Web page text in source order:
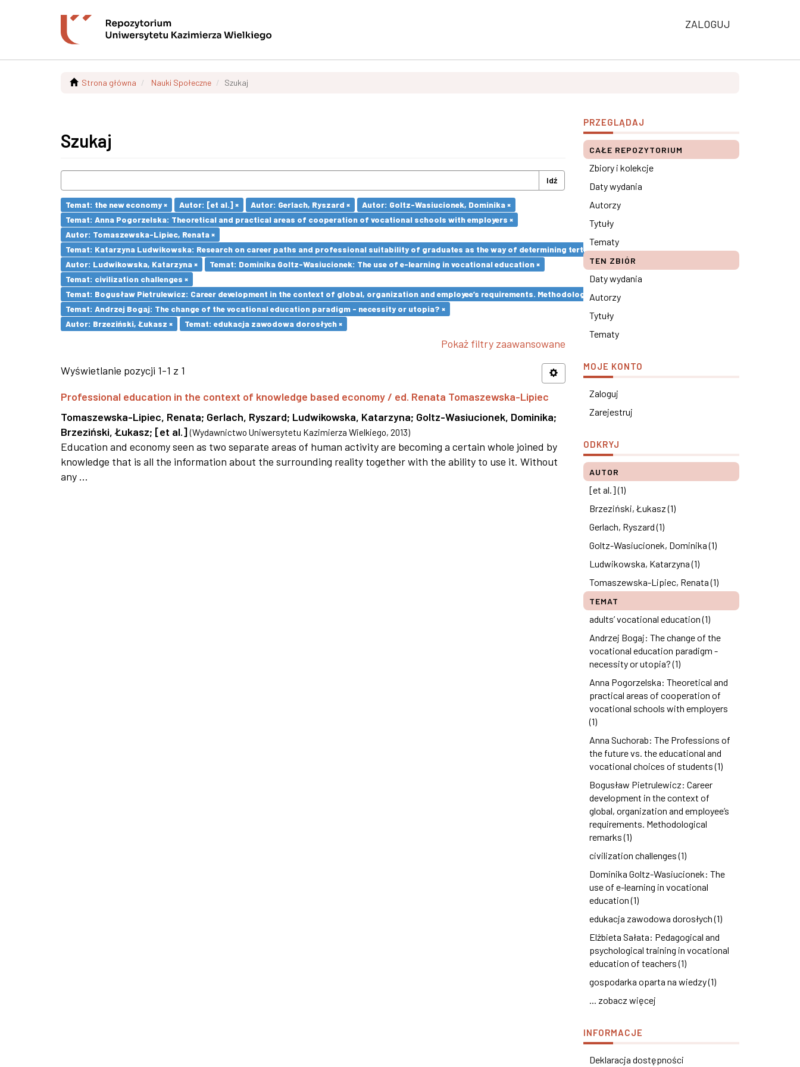
ZALOGUJ
Strona główna Nauki Społeczne Szukaj
Szukaj
Idź
Temat: the new economy × Autor: [et al.] × Autor: Gerlach, Ryszard ×
Autor: Goltz-Wasiucionek, Dominika ×
Temat: Anna Pogorzelska: Theoretical and practical areas of cooperation of vocational schools with employers ×
Autor: Tomaszewska-Lipiec, Renata ×
Temat: Katarzyna Ludwikowska: Research on career paths and professional suitability of graduates as the way of determining tertiary education results ×
Autor: Ludwikowska, Katarzyna ×
Temat: Dominika Goltz-Wasiucionek: The use of e-learning in vocational education ×
Temat: civilization challenges ×
Temat: Bogusław Pietrulewicz: Career development in the context of global, organization and employee’s requirements. Methodological remarks ×
Temat: Andrzej Bogaj: The change of the vocational education paradigm - necessity or utopia? ×
Autor: Brzeziński, Łukasz ×
Temat: edukacja zawodowa dorosłych ×
Pokaż filtry zaawansowane
Wyświetlanie pozycji 1-1 z 1
Professional education in the context of knowledge based economy / ed. Renata Tomaszewska-Lipiec
Tomaszewska-Lipiec, Renata; Gerlach, Ryszard; Ludwikowska, Katarzyna; Goltz-Wasiucionek, Dominika;
Brzeziński, Łukasz; [et al.] (Wydawnictwo Uniwersytetu Kazimierza Wielkiego, 2013)
Education and economy seen as two separate areas of human activity are becoming a certain whole joined by
knowledge that is all the information about the surrounding reality together with the ability to use it. Without
any ...
PRZEGLĄDAJ
CAŁE REPOZYTORIUM
Zbiory i kolekcje
Daty wydania
Autorzy
Tytuły
Tematy
TEN ZBIÓR
Daty wydania
Autorzy
Tytuły
Tematy
MOJE KONTO
Zaloguj
Zarejestruj
ODKRYJ
AUTOR
[et al.] (1)
Brzeziński, Łukasz (1)
Gerlach, Ryszard (1)
Goltz-Wasiucionek, Dominika (1)
Ludwikowska, Katarzyna (1)
Tomaszewska-Lipiec, Renata (1)
TEMAT
adults’ vocational education (1)
Andrzej Bogaj: The change of the
vocational education paradigm -
necessity or utopia? (1)
Anna Pogorzelska: Theoretical and
practical areas of cooperation of
vocational schools with employers
(1)
Anna Suchorab: The Professions of
the future vs. the educational and
vocational choices of students (1)
Bogusław Pietrulewicz: Career
development in the context of
global, organization and employee’s
requirements. Methodological
remarks (1)
civilization challenges (1)
Dominika Goltz-Wasiucionek: The
use of e-learning in vocational
education (1)
edukacja zawodowa dorosłych (1)
Elżbieta Sałata: Pedagogical and
psychological training in vocational
education of teachers (1)
gospodarka oparta na wiedzy (1)
... zobacz więcej
INFORMACJE
Deklaracja dostępności